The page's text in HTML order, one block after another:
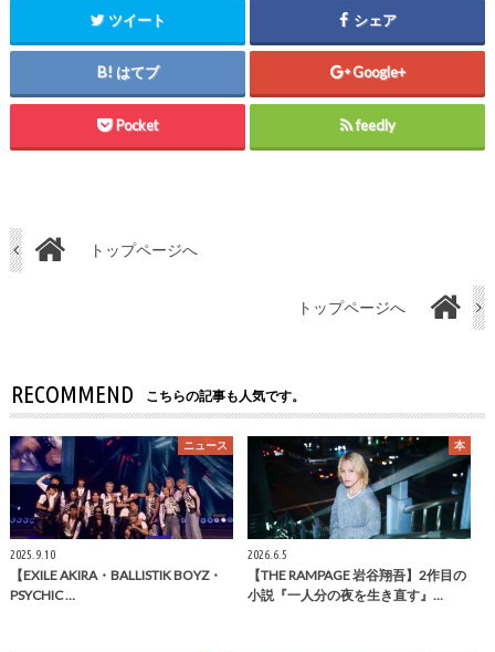
ツイート シェア
はてブ Google+
Pocket feedly
トップページへ
トップページへ
RECOMMEND こちらの記事も人気です。
ニュース
2025.9.10
【EXILE AKIRA・BALLISTIK BOYZ・
PSYCHIC …
本
2026.6.5
【THE RAMPAGE 岩谷翔吾】2作目の
小説『一人分の夜を生き直す』…